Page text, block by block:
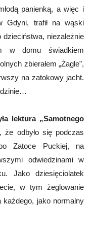
panienką, a więc i
Gdyni, trafił na wąski
dzieciństwa, niezależnie
w domu świadkiem
zbierałem „Żagle”,
na zatokowy jacht.
lektura „Samotnego
że odbyło się podczas
Zatoce Puckiej, na
odwiedzinami w
Jako dziesięciolatek
w tym żeglowanie
jako normalny